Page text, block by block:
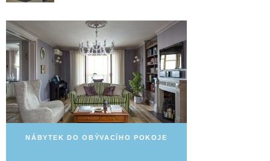
NÁBYTEK DO OBÝVACÍHO POKOJE